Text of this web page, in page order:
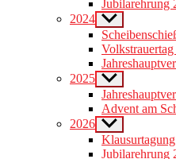
menu
Jubilarehrung
2024 Show
sub
menu
2025 Show
sub
menu
Advent am
2026 Show
sub
menu
Jubilarehrung